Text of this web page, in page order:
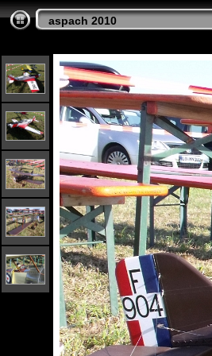
aspach 2010